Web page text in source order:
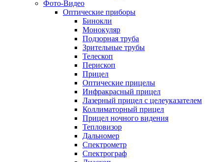
Фото-Видео
Оптические приборы
Бинокли
Монокуляр
Подзорная труба
Зрительные трубы
Телескоп
Перископ
Прицел
Оптические прицелы
Инфракрасный прицел
Лазерный прицел с целеуказателем
Коллиматорный прицел
Прицел ночного видения
Тепловизор
Дальномер
Спектрометр
Спектрограф